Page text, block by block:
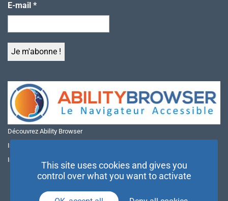
E-mail *
Découvrez Ability Browser
Installer Ability Browser sur Windows
Installer Ability Browser sur Mac
This site uses cookies and gives you
control over what you want to activate